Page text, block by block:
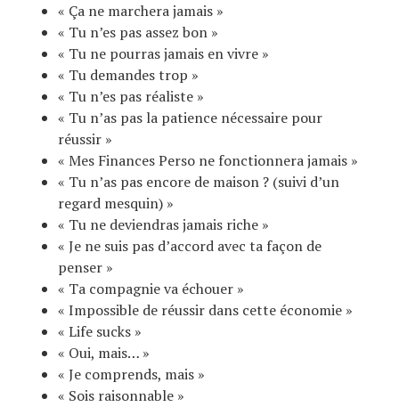
« Ça ne marchera jamais »
« Tu n’es pas assez bon »
« Tu ne pourras jamais en vivre »
« Tu demandes trop »
« Tu n’es pas réaliste »
« Tu n’as pas la patience nécessaire pour
réussir »
« Mes Finances Perso ne fonctionnera jamais »
« Tu n’as pas encore de maison ? (suivi d’un
regard mesquin) »
« Tu ne deviendras jamais riche »
« Je ne suis pas d’accord avec ta façon de
penser »
« Ta compagnie va échouer »
« Impossible de réussir dans cette économie »
« Life sucks »
« Oui, mais… »
« Je comprends, mais »
« Sois raisonnable »